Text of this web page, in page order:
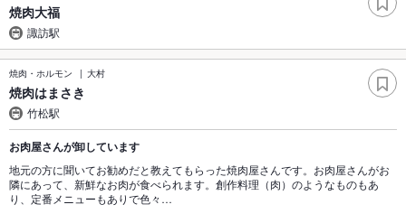
焼肉大福
諏訪駅
焼肉・ホルモン 大村
焼肉はまさき
竹松駅
お肉屋さんが卸しています
地元の方に聞いてお勧めだと教えてもらった焼肉屋さんです。お肉屋さんがお
隣にあって、新鮮なお肉が食べられます。創作料理（肉）のようなものもあ
り、定番メニューもありで色々…